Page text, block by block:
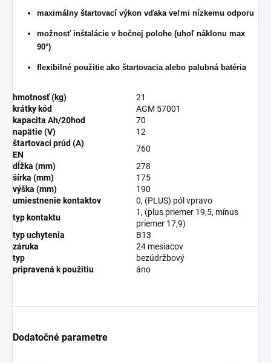
maximálny štartovací výkon vďaka veľmi nízkemu odporu
možnosť inštalácie v bočnej polohe (uhoľ náklonu max
90°)
flexibilné použitie ako štartovacia alebo palubná batéria
hmotnosť (kg)
21
krátky kód
AGM 57001
kapacita Ah/20hod
70
napätie (V)
12
štartovací prúd (A)
EN
760
dĺžka (mm)
278
šírka (mm)
175
výška (mm)
190
umiestnenie kontaktov
0, (PLUS) pól vpravo
typ kontaktu
1, (plus priemer 19,5, mínus
priemer 17,9)
typ uchytenia
B13
záruka
24 mesiacov
typ
bezúdržbový
pripravená k použitiu
áno
Dodatočné parametre